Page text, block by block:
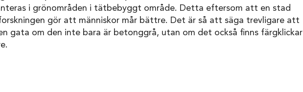
i grönområden i tätbebyggt område. Detta eftersom att en stad
gör att människor mår bättre. Det är så att säga trevligare att
gata om den inte bara är betonggrå, utan om det också finns färgklickar